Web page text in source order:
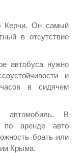
Керчи. Он самый
в отсутствие
автобуса нужно
и
часов в сидячем
автомобиль. В
по аренде авто
брать или
Крыма.